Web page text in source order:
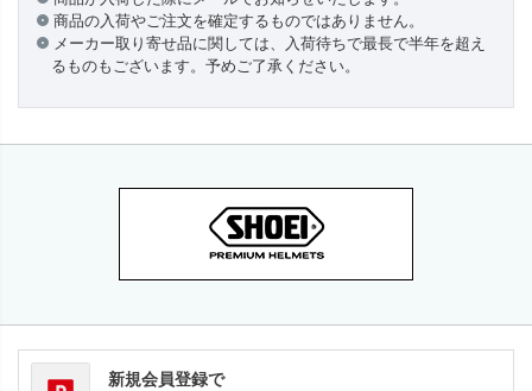
商品の入荷やご注文を確定するものではありません。
メーカー取り寄せ品に関しては、入荷待ちで最長で半年を超え
るものもございます。予めご了承ください。
新規会員登録で